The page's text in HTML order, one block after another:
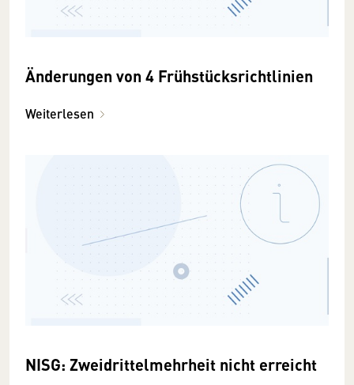
Änderungen von 4 Frühstücksrichtlinien
Weiterlesen
NISG: Zweidrittelmehrheit nicht erreicht